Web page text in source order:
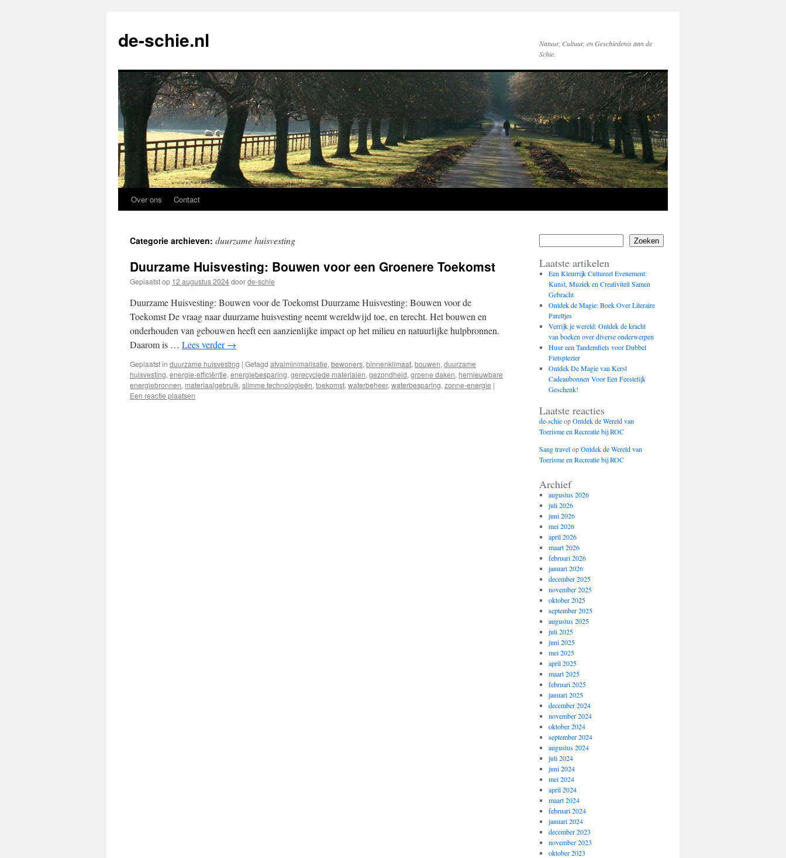
de-schie.nl
Natuur, Cultuur, en Geschiedenis aan de
Schie.
Spring
inhoud
Over ons Contact
Categorie archieven: duurzame huisvesting
Duurzame Huisvesting: Bouwen voor een Groenere Toekomst
Geplaatst op 12 augustus 2024doorde-schie
Duurzame Huisvesting: Bouwen voor de Toekomst Duurzame Huisvesting: Bouwen voor de
Toekomst De vraag naar duurzame huisvesting neemt wereldwijd toe, en terecht. Het bouwen en
onderhouden van gebouwen heeft een aanzienlijke impact op het milieu en natuurlijke hulpbronnen.
Daarom is … Lees verder→
Geplaatst in duurzame huisvesting | Getagd afvalminimalisatie, bewoners, binnenklimaat, bouwen, duurzame
huisvesting, energie-efficiëntie, energiebesparing, gerecyclede materialen, gezondheid, groene daken, hernieuwbare
energiebronnen, materiaalgebruik, slimme technologieën, toekomst, waterbeheer, waterbesparing, zonne-energie |
Een reactie plaatsen
Zoeken
Laatste artikelen
Een Kleurrijk Cultureel Evenement:
Kunst, Muziek en Creativiteit Samen
Gebracht
Ontdek de Magie: Boek Over Literaire
Pareltjes
Verrijk je wereld: Ontdek de kracht
van boeken over diverse onderwerpen
Huur een Tandemfiets voor Dubbel
Fietsplezier
Ontdek De Magie van Kerst
Cadeaubonnen Voor Een Feestelijk
Geschenk!
Laatste reacties
de-schieopOntdek de Wereld van
Toerisme en Recreatie bij ROC
Sang travelopOntdek de Wereld van
Toerisme en Recreatie bij ROC
Archief
augustus 2026
juli 2026
juni 2026
mei 2026
april 2026
maart 2026
februari 2026
januari 2026
december 2025
november 2025
oktober 2025
september 2025
augustus 2025
juli 2025
juni 2025
mei 2025
april 2025
maart 2025
februari 2025
januari 2025
december 2024
november 2024
oktober 2024
september 2024
augustus 2024
juli 2024
juni 2024
mei 2024
april 2024
maart 2024
februari 2024
januari 2024
december 2023
november 2023
oktober 2023